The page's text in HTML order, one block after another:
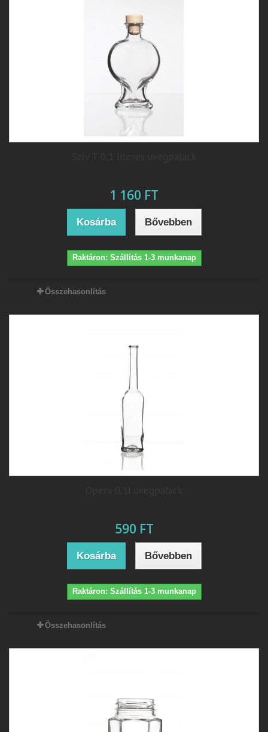
1 160 FT
Kosárba Bővebben
Raktáron: Szállítás 1-3 munkanap
Összehasonlítás
590 FT
Kosárba Bővebben
Raktáron: Szállítás 1-3 munkanap
Összehasonlítás